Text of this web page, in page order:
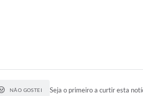
NÃO GOSTEI Seja o primeiro a curtir esta